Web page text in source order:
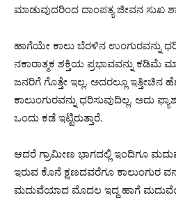
ಮಾಡುವುದರಿಂದ ದಾಂಪತ್ಯ ಜೀವನ ಸುಖ
ಹಾಗೆಯೇ ಕಾಲು ಬೆರಳಿನ ಉಂಗುರವನ್ನು
ನಕಾರಾತ್ಮಕ ಶಕ್ತಿಯ ಪ್ರಭಾವವನ್ನು
ಜನರಿಗೆ ಗೊತ್ತೇ ಇಲ್ಲ. ಅದರಲ್ಲೂ ಇತ್ತೀಚಿನ
ಕಾಲುಂಗುರವನ್ನು ಧರಿಸುವುದಿಲ್ಲ. ಅದು
ಒಂದು ಕಡೆ ಇಟ್ಟಿರುತ್ತಾರೆ.
ಆದರೆ ಗ್ರಾಮೀಣ ಭಾಗದಲ್ಲಿ ಇಂದಿಗೂ
ಇರುವ ಕೊನೆ ಕ್ಷಣದವರೆಗೂ ಕಾಲುಂಗುರ
ಮದುವೆಯಾದ ಮೊದಲ ಇದ್ದ ಹಾಗೆ